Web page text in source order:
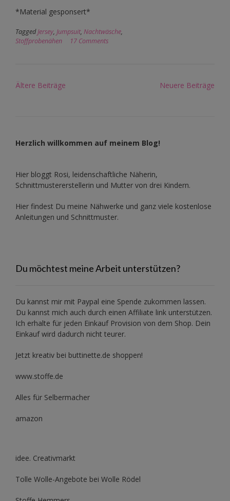
*Material gesponsert*
TaggedJersey, Jumpsuit, Nachtwäsche,
Stoffprobenähen
17 Comments
Beitragsnavigation
Ältere Beiträge Neuere Beiträge
Herzlich willkommen auf meinem Blog!
Hier bloggt Rosi, leidenschaftliche Näherin,
Schnittmustererstellerin und Mutter von drei Kindern.
Hier findest Du meine Nähwerke und ganz viele kostenlose
Anleitungen und Schnittmuster.
Du möchtest meine Arbeit unterstützen?
Du kannst mir mit Paypal eine Spende zukommen lassen.
Du kannst mich auch durch einen Affiliate link unterstützen.
Ich erhalte für jeden Einkauf Provision von dem Shop. Dein
Einkauf wird dadurch nicht teurer.
Jetzt kreativ bei buttinette.de shoppen!
www.stoffe.de
Alles für Selbermacher
amazon
idee. Creativmarkt
Tolle Wolle-Angebote bei Wolle Rödel